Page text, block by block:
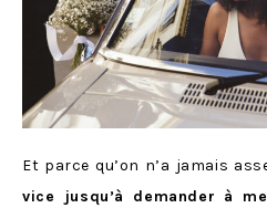
Et parce qu’on n’a jamais
vice jusqu’à demander à